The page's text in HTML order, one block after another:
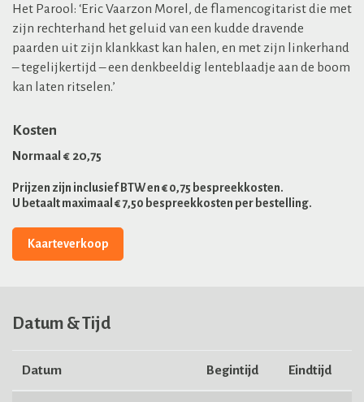
Het Parool: ‘Eric Vaarzon Morel, de flamencogitarist die met
zijn rechterhand het geluid van een kudde dravende
paarden uit zijn klankkast kan halen, en met zijn linkerhand
– tegelijkertijd – een denkbeeldig lenteblaadje aan de boom
kan laten ritselen.’
Kosten
Normaal € 20,75
Prijzen zijn inclusief BTW en € 0,75 bespreekkosten.
U betaalt maximaal € 7,50 bespreekkosten per bestelling.
Kaarteverkoop
Datum & Tijd
Datum Begintijd Eindtijd